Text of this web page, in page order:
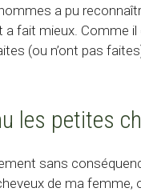
a pu
fait mieux. Comme
(ou n’ont pas
les petites
sans
de ma femme,